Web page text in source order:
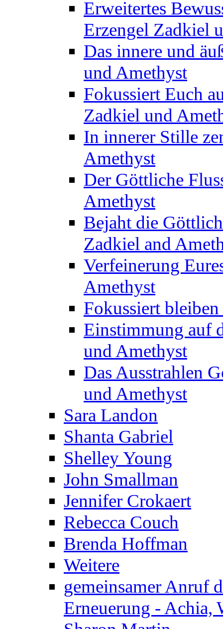
Erweitertes
Erzengel Zadkiel
Das innere und
und Amethyst
Fokussiert Euch
Zadkiel und
In innerer Stille
Amethyst
Der Göttliche
Amethyst
Bejaht die
Zadkiel and
Verfeinerung
Amethyst
Fokussiert
Einstimmung auf
und Amethyst
Das Ausstrahlen
und Amethyst
Sara Landon
Shanta Gabriel
Shelley Young
John Smallman
Jennifer Crokaert
Rebecca Couch
Brenda Hoffman
Weitere
gemeinsamer Anruf
Erneuerung - Achia,